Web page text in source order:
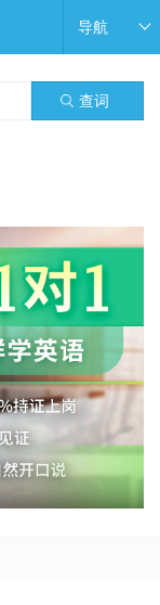
导航
查词